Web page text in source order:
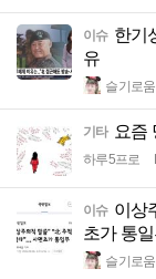
이슈 한기
유
슬기로움
기타 요즘
하루5프로
이슈 이상
초가 통
슬기로움